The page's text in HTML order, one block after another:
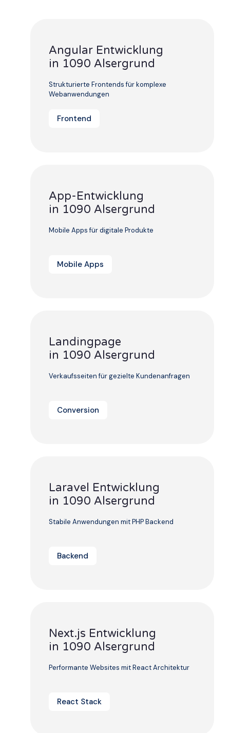
Angular Entwicklung
in 1090 Alsergrund
Strukturierte Frontends für komplexe
Webanwendungen
Frontend
App-Entwicklung
in 1090 Alsergrund
Mobile Apps für digitale Produkte
Mobile Apps
Landingpage
in 1090 Alsergrund
Verkaufsseiten für gezielte Kundenanfragen
Conversion
Laravel Entwicklung
in 1090 Alsergrund
Stabile Anwendungen mit PHP Backend
Backend
Next.js Entwicklung
in 1090 Alsergrund
Performante Websites mit React Architektur
React Stack